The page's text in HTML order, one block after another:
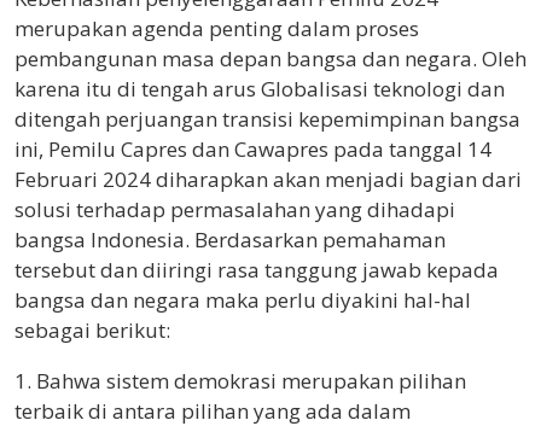
merupakan agenda penting dalam proses
pembangunan masa depan bangsa dan negara. Oleh
karena itu di tengah arus Globalisasi teknologi dan
ditengah perjuangan transisi kepemimpinan bangsa
ini, Pemilu Capres dan Cawapres pada tanggal 14
Februari 2024 diharapkan akan menjadi bagian dari
solusi terhadap permasalahan yang dihadapi
bangsa Indonesia. Berdasarkan pemahaman
tersebut dan diiringi rasa tanggung jawab kepada
bangsa dan negara maka perlu diyakini hal-hal
sebagai berikut:
1. Bahwa sistem demokrasi merupakan pilihan
terbaik di antara pilihan yang ada dalam